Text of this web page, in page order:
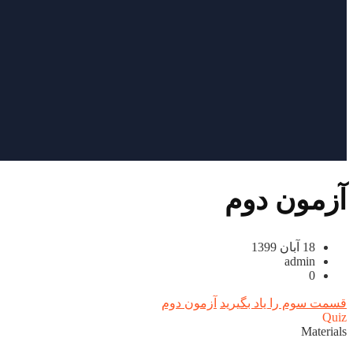
آزمون دوم
18 آبان 1399
admin
0
قسمت سوم را یاد بگیرید آزمون دوم
Quiz
Materials